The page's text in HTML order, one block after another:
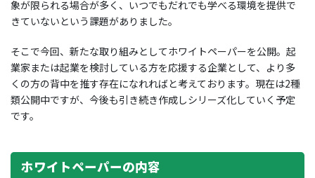
象が限られる場合が多く、いつでもだれでも学べる環境を提供で
きていないという課題がありました。
そこで今回、新たな取り組みとしてホワイトペーパーを公開。起
業家または起業を検討している方を応援する企業として、より多
くの方の背中を推す存在になれればと考えております。現在は2種
類公開中ですが、今後も引き続き作成しシリーズ化していく予定
です。
ホワイトペーパーの内容